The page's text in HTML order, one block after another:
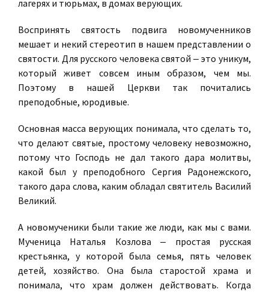
лагерях и тюрьмах, в домах верующих.
Воспринять святость подвига новомученников
мешает и некий стереотип в нашем представлении о
святости. Для русского человека святой ‒ это уникум,
который живет совсем иным образом, чем мы.
Поэтому в нашей Церкви так почитались
преподобные, юродивые.
Основная масса верующих понимала, что сделать то,
что делают святые, простому человеку невозможно,
потому что Господь не дал такого дара молитвы,
какой был у преподобного Сергия Радонежского,
такого дара слова, каким обладал святитель Василий
Великий.
А новомученики были такие же люди, как мы с вами.
Мученица Наталья Козлова ‒ простая русская
крестьянка, у которой была семья, пять человек
детей, хозяйство. Она была старостой храма и
понимала, что храм должен действовать. Когда